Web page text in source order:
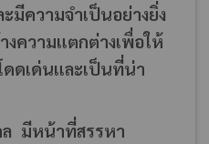
มีความจำเป็นอย่างยิ่ง
งความแตกต่างเพื่อให้
ดดเด่นและเป็นที่น่า
มีหน้าที่สรรหา